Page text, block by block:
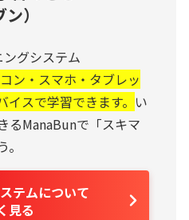
）
グシステム
ン・スマホ・タブレッ
スで学習できます。 い
るManaBunで「スキマ
テムについて
見る